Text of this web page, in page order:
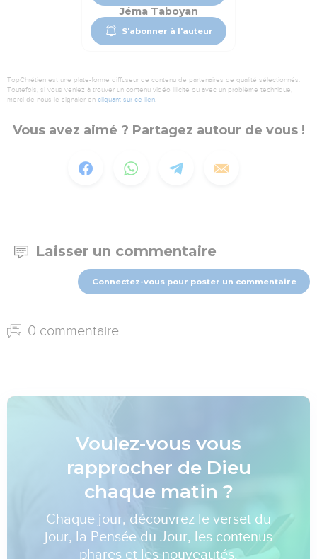
Jéma Taboyan
S'abonner à l'auteur
TopChrétien est une plate-forme diffuseur de contenu de partenaires de qualité sélectionnés.
Toutefois, si vous veniez à trouver un contenu vidéo illicite ou avec un problème technique,
merci de nous le signaler en cliquant sur ce lien.
Vous avez aimé ? Partagez autour de vous !
Laisser un commentaire
Connectez-vous pour poster un commentaire
0 commentaire
Voulez-vous vous
rapprocher de Dieu
chaque matin ?
Chaque jour, découvrez le verset du
jour, la Pensée du Jour, les contenus
phares et les nouveautés.